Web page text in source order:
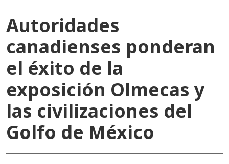
Autoridades
canadienses ponderan
el éxito de la
exposición Olmecas y
las civilizaciones del
Golfo de México